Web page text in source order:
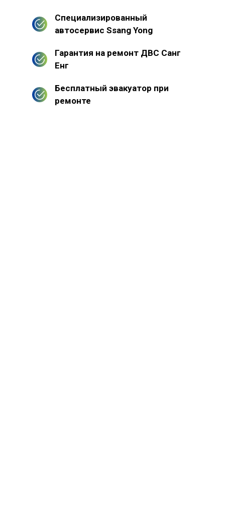
Специализированный
автосервис Ssang Yong
Гарантия на ремонт ДВС Санг
Енг
Бесплатный эвакуатор при
ремонте